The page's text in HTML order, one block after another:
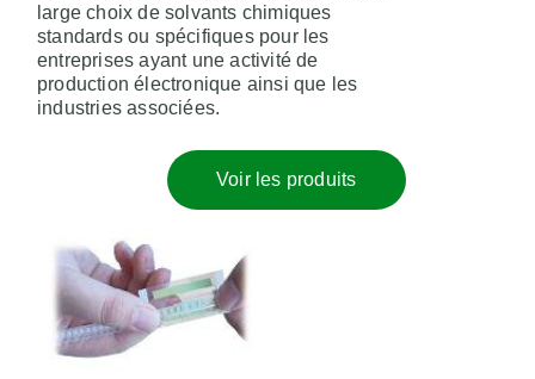
large choix de solvants chimiques
standards ou spécifiques pour les
entreprises ayant une activité de
production électronique ainsi que les
industries associées.
Voir les produits